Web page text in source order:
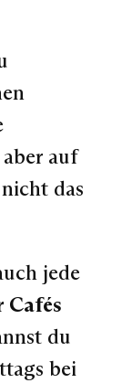
auf
das
jede
Cafés
du
bei